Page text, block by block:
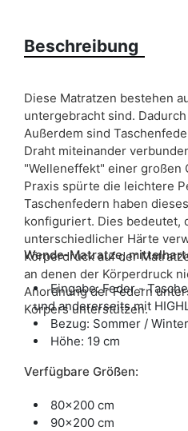
Beschreibung
Diese Matratzen bestehen
untergebracht sind.
Außerdem sind
Draht miteinander
"Welleneffekt" einer großen
Praxis spürte die leichtere
Taschenfedern haben
konfiguriert. Dies bedeutet,
unterschiedlicher Härte
Körperdruck auf der
an denen der Körperdruck
Anordnung der Federn
Körpers unterstützen.
Wende-Matratze,
Eingabe: Feder -
und andererseits mit
Bezug: Sommer /
Höhe: 19 cm
Verfügbare Größen:
80x200 cm
90x200 cm